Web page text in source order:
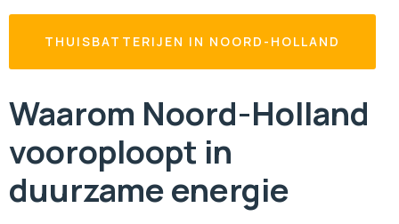
THUISBATTERIJEN IN NOORD-HOLLAND
Waarom Noord-Holland
vooroploopt in
duurzame energie